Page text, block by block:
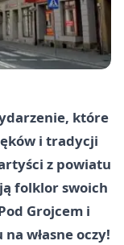
które
i tradycji
z powiatu
folklor swoich
Grojcem i
własne oczy!